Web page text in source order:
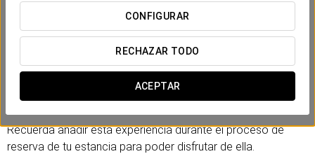
CONFIGURAR
RECHAZAR TODO
ACEPTAR
Empieza el día sin prisas con un completo desayuno servido
en tu habitación, en el horario que nos indiques.
Una propuesta pensada para disfrutar con tranquilidad de
una selección de productos como café, zumo de naranja,
cava, yogures, quesos, embutidos, fruta fresca y bollería.
Recuerda añadir esta experiencia durante el proceso de
reserva de tu estancia para poder disfrutar de ella.